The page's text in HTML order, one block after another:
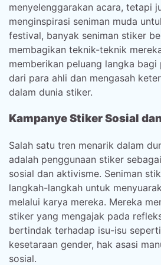
menyelenggarakan acara, tetapi
menginspirasi seniman muda
festival, banyak seniman stiker
membagikan teknik-teknik
memberikan peluang langka
dari para ahli dan mengasah
dalam dunia stiker.
Kampanye Stiker Sosial
Salah satu tren menarik dalam
adalah penggunaan stiker
sosial dan aktivisme. Seniman
langkah-langkah untuk
melalui karya mereka. Mereka
stiker yang mengajak pada
bertindak terhadap isu-isu
kesetaraan gender, hak asasi
sosial.